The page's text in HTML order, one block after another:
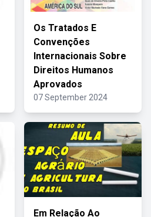
Os Tratados E
Convenções
Internacionais Sobre
Direitos Humanos
Aprovados
07 September 2024
Em Relação Ao